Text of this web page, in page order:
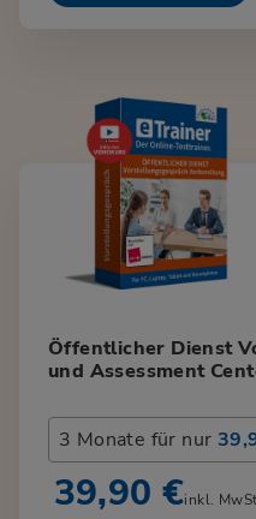
Öffentlicher Dienst
und Assessment
3 Monate für nur
39,90 €inkl.